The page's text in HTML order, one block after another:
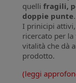
quelli fragili,
doppie punte.
I prinicipi attivi,
ricercato per
vitalità che dà
prodotto.
(leggi